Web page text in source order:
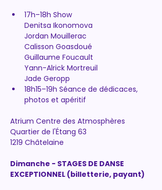
17h–18h Show
Denitsa Ikonomova
Jordan Mouillerac
Calisson Goasdoué
Guillaume Foucault
Yann-Alrick Mortreuil
Jade Geropp
18h15–19h Séance de dédicaces,
photos et apéritif
Atrium Centre des Atmosphères
Quartier de l'Étang 63
1219 Châtelaine
Dimanche - STAGES DE DANSE
EXCEPTIONNEL (billetterie, payant)